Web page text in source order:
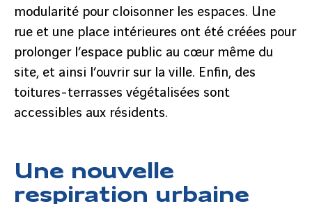
modularité pour cloisonner les espaces. Une
rue et une place intérieures ont été créées pour
prolonger l’espace public au cœur même du
site, et ainsi l’ouvrir sur la ville. Enfin, des
toitures-terrasses végétalisées sont
accessibles aux résidents.
Une nouvelle
respiration urbaine